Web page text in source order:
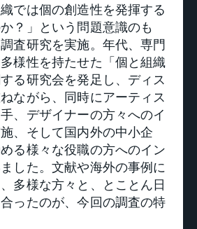
では個の創造性を発揮する
？」という問題意識のも
査研究を実施。年代、専門
様性を持たせた「個と組織
る研究会を発足し、ディス
ながら、同時にアーティス
、デザイナーの方々へのイ
、そして国内外の中小企
る様々な役職の方へのイン
した。文献や海外の事例に
多様な方々と、とことん日
ったのが、今回の調査の特